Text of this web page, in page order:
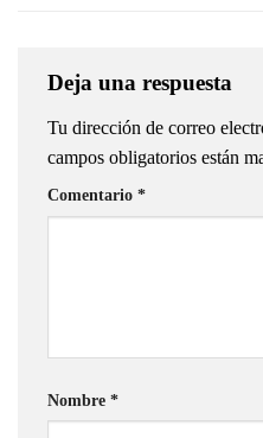
Deja una respuesta
Tu dirección de correo
campos obligatorios están
Comentario *
Nombre *